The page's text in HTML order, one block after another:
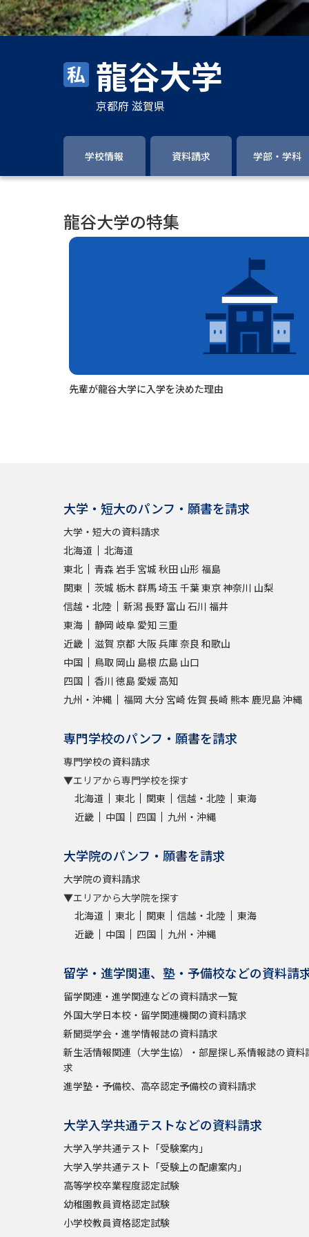
龍谷大学
京都府 滋賀県
学校情報 資料請求 学部・学科
龍谷大学の特集
先輩が龍谷大学に入学を決めた理由
大学・短大のパンフ・願書を請求
大学・短大の資料請求
北海道
北海道
東北
青森 岩手 宮城 秋田 山形 福島
関東
茨城 栃木 群馬埼玉 千葉東京神奈川 山梨
信越・北陸
新潟長野 富山 石川 福井
東海
静岡 岐阜 愛知 三重
近畿
滋賀 京都 大阪兵庫奈良 和歌山
中国
鳥取 岡山 島根 広島 山口
四国
香川 徳島 愛媛 高知
九州・沖縄
福岡 大分 宮崎 佐賀 長崎 熊本 鹿児島沖縄
専門学校のパンフ・願書を請求
専門学校の資料請求
▼エリアから専門学校を探す
北海道
東北 関東 信越・北陸
東海
近畿
中国 四国 九州・沖縄
大学院のパンフ・願書を請求
大学院の資料請求
▼エリアから大学院を探す
北海道
東北 関東 信越・北陸
東海
近畿
中国 四国 九州・沖縄
留学・進学関連、塾・予備校などの資料請
留学関連・進学関連などの資料請求一覧
外国大学日本校・留学関連機関の資料請求
新聞奨学会・進学情報誌の資料請求
新生活情報関連（大学生協）・部屋探し系情報誌の資料
求
進学塾・予備校、高卒認定予備校の資料請求
大学入学共通テストなどの資料請求
大学入学共通テスト「受験案内」
大学入学共通テスト「受験上の配慮案内」
高等学校卒業程度認定試験
幼稚園教員資格認定試験
小学校教員資格認定試験